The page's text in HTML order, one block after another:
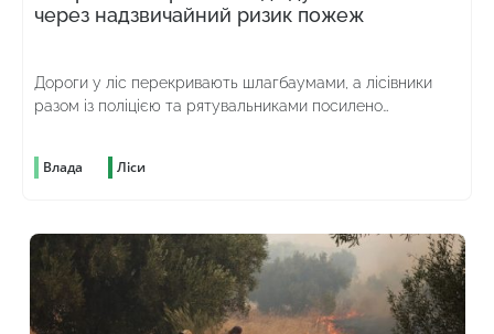
через надзвичайний ризик пожеж
Дороги у ліс перекривають шлагбаумами, а лісівники
разом із поліцією та рятувальниками посилено
Влада Ліси